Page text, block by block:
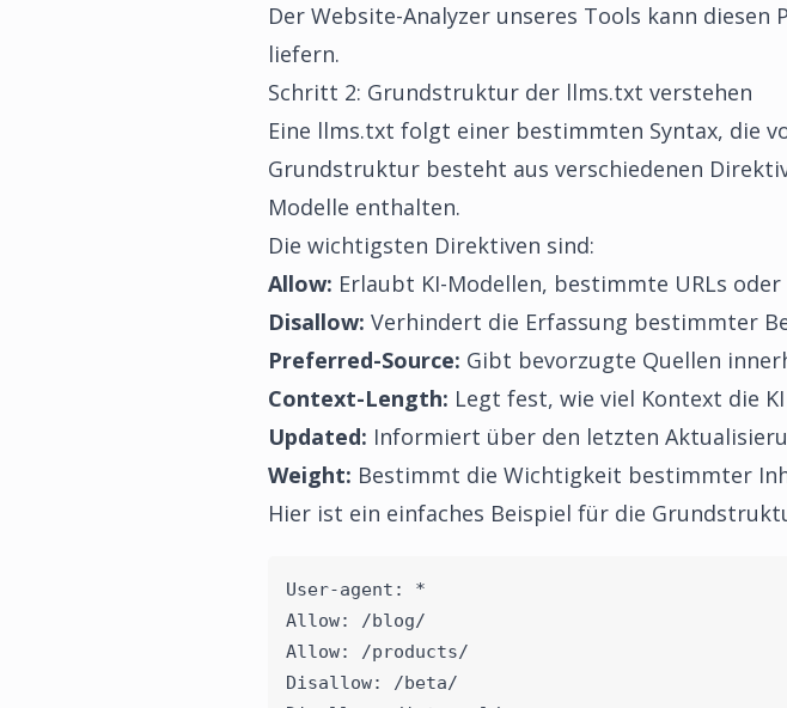
Der Website-Analyzer unseres Tools kann diesen
liefern.
Schritt 2: Grundstruktur der llms.txt verstehen
Eine llms.txt folgt einer bestimmten Syntax, die
Grundstruktur besteht aus verschiedenen
Modelle enthalten.
Die wichtigsten Direktiven sind:
Allow: Erlaubt KI-Modellen, bestimmte URLs oder
Disallow: Verhindert die Erfassung bestimmter
Preferred-Source: Gibt bevorzugte Quellen
Context-Length: Legt fest, wie viel Kontext die
Updated: Informiert über den letzten
Weight: Bestimmt die Wichtigkeit bestimmter
Hier ist ein einfaches Beispiel für die
User-agent: *
Allow: /blog/
Allow: /products/
Disallow: /beta/